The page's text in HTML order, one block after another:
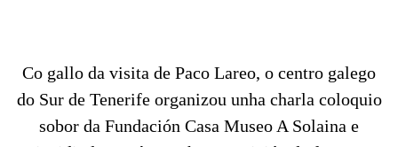
Co gallo da visita de Paco Lareo, o centro galego
do Sur de Tenerife organizou unha charla coloquio
sobor da Fundación Casa Museo A Solaina e